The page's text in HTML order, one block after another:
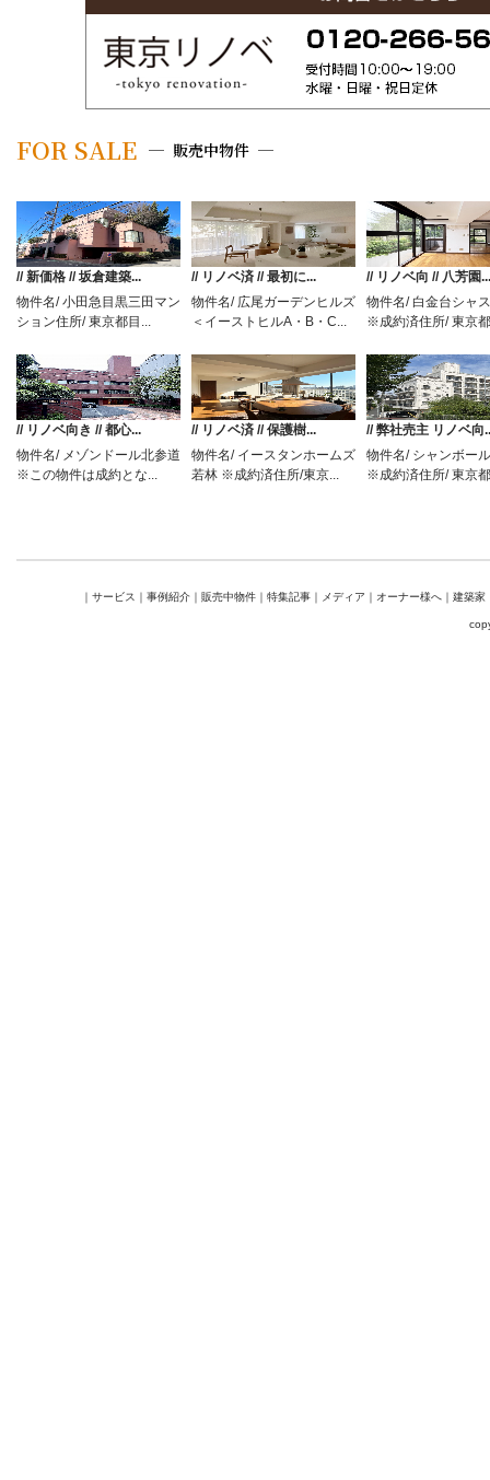
FOR SALE 販売中物件
// 新価格 // 坂倉建築...
物件名/ 小田急目黒三田マン
ション住所/ 東京都目...
// リノベ済 // 最初に...
物件名/ 広尾ガーデンヒルズ
＜イーストヒルA・B・C...
// リノベ向 // 八芳園...
物件名/ 白金台シャ
※成約済住所/ 東京
// リノベ向き // 都心...
物件名/ メゾンドール北参道
※この物件は成約とな...
// リノベ済 // 保護樹...
物件名/ イースタンホームズ
若林 ※成約済住所/東京...
// 弊社売主 リノベ向
物件名/ シャンボー
※成約済住所/ 東京
｜ サービス ｜ 事例紹介 ｜ 販売中物件 ｜ 特集記事 ｜ メディア ｜ オーナー様へ ｜ 建築家